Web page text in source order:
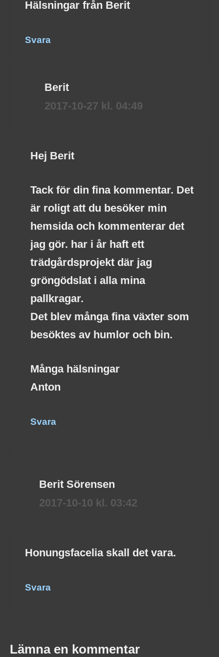
Hälsningar från Berit
Svara
Berit
2017-10-27 kl. 04:49
Hej Berit
Tack för din fina kommentar. Det
är roligt att du besöker min
hemsida och kommenterar det
jag gör. har i år haft ett
trädgårdsprojekt där jag
gröngödslat i alla mina
pallkragar.
Det blev många fina växter som
besöktes av humlor och bin.
Många hälsningar
Anton
Svara
Berit Sörensen
2017-10-10 kl. 03:42
Honungsfacelia skall det vara.
Svara
Lämna en kommentar